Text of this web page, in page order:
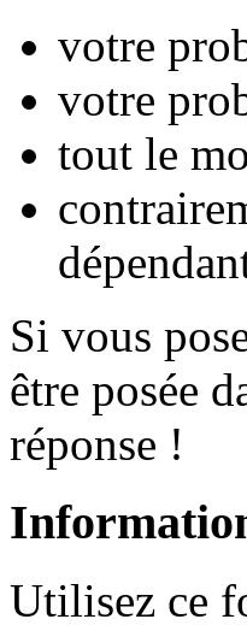
votre
votre
tout le
Si vous
être posée
réponse !
Utilisez ce